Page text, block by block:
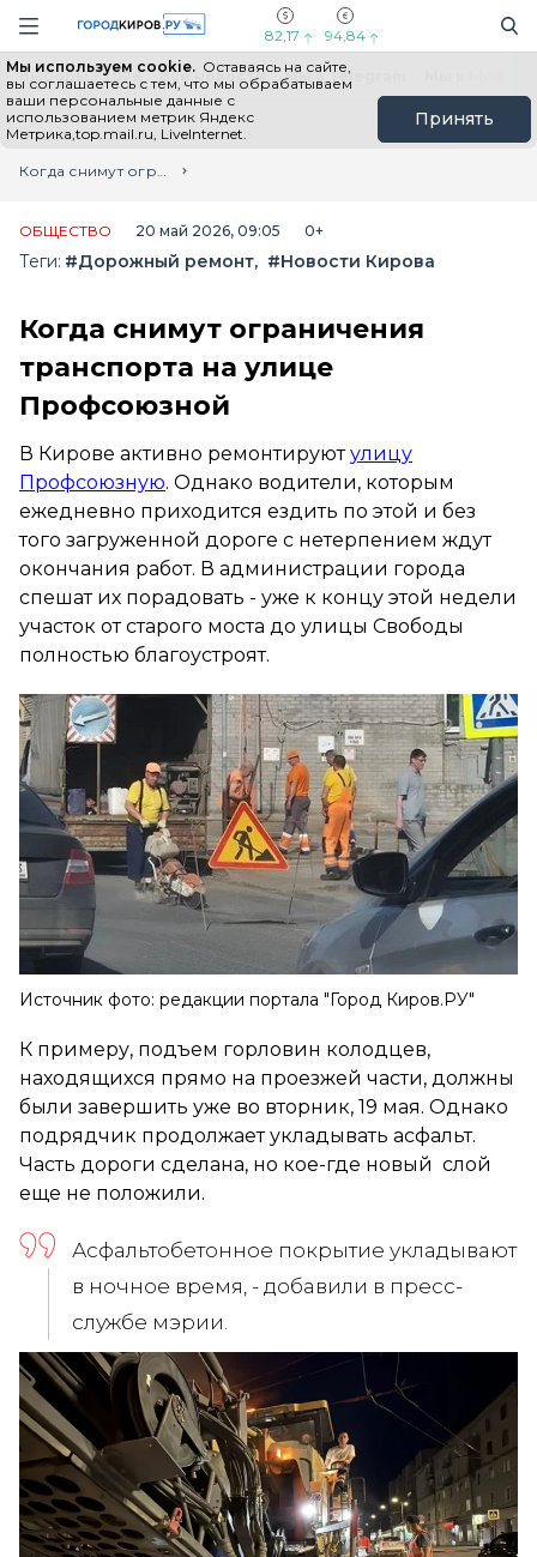
Навигация сайта
82,17 94,84
Мы используем cookie. Оставаясь на сайте,
вы соглашаетесь с тем, что мы обрабатываем
ваши персональные данные с
использованием метрик Яндекс
Метрика,top.mail.ru, LiveInternet.
Принять
Выборы - 2026 Все новости Мы в Telegram
Главная
Лента новостей
Когда снимут ограничения транспорта на улице Профсоюзной
ОБЩЕСТВО 20 май 2026, 09:05 0+
Теги: #Дорожный ремонт #Новости Кирова
Когда снимут ограничения
транспорта на улице
Профсоюзной
В Кирове активно ремонтируютулицу
Профсоюзную. Однако водители, которым
ежедневно приходится ездить по этой и без
того загруженной дороге с нетерпением ждут
окончания работ. В администрации города
спешат их порадовать - уже к концу этой недели
участок от старого моста до улицы Свободы
полностью благоустроят.
Источник фото: редакции портала "Город Киров.РУ"
К примеру, подъем горловин колодцев,
находящихся прямо на проезжей части, должны
были завершить уже во вторник, 19 мая. Однако
подрядчик продолжает укладывать асфальт.
Часть дороги сделана, но кое-где новый слой
еще не положили.
Асфальтобетонное покрытие укладывают
в ночное время, - добавили в пресс-
службе мэрии.